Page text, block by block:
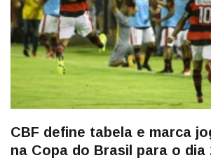
CBF define tabela e marca
na Copa do Brasil para o dia